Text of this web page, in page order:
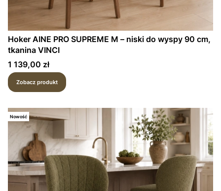
Hoker AINE PRO SUPREME M – niski do wyspy 90 cm,
tkanina VINCI
Cena
1 139,00 zł
Zobacz produkt
Nowość